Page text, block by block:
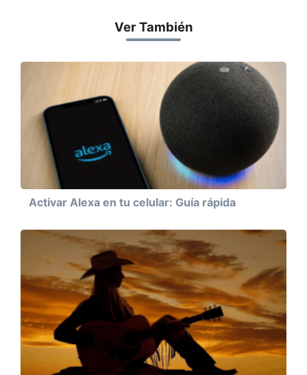
Ver También
Activar Alexa en tu celular: Guía rápida